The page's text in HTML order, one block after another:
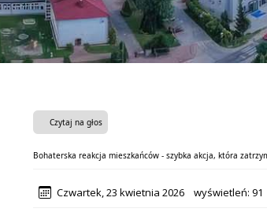
Czytaj na głos
Bohaterska reakcja mieszkańców - szybka akcja, która
Czwartek, 23 kwietnia 2026 wyświetleń: 91